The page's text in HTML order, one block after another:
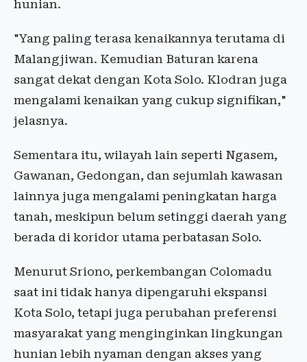
hunian.
"Yang paling terasa kenaikannya terutama di
Malangjiwan. Kemudian Baturan karena
sangat dekat dengan Kota Solo. Klodran juga
mengalami kenaikan yang cukup signifikan,"
jelasnya.
Sementara itu, wilayah lain seperti Ngasem,
Gawanan, Gedongan, dan sejumlah kawasan
lainnya juga mengalami peningkatan harga
tanah, meskipun belum setinggi daerah yang
berada di koridor utama perbatasan Solo.
Menurut Sriono, perkembangan Colomadu
saat ini tidak hanya dipengaruhi ekspansi
Kota Solo, tetapi juga perubahan preferensi
masyarakat yang menginginkan lingkungan
hunian lebih nyaman dengan akses yang